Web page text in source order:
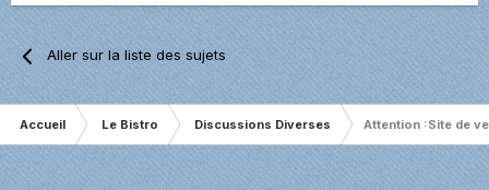
Aller sur la liste des sujets
Accueil Le Bistro Discussions Diverses Attention :Site de